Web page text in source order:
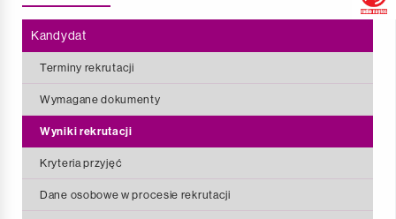
Kandydat
Terminy rekrutacji
Wymagane dokumenty
Wyniki rekrutacji
Kryteria przyjęć
Dane osobowe w procesie rekrutacji